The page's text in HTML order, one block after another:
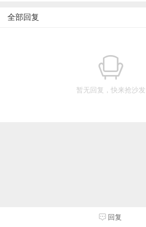
全部回复
暂无回复，快来抢沙发
回复